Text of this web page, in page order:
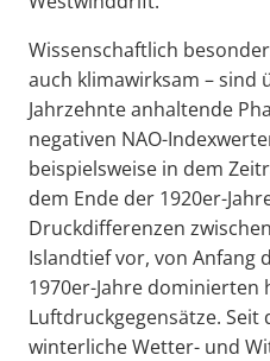
Wissenschaftlich
auch klimawirksam – sind
Jahrzehnte anhaltende
negativen NAO-
beispielsweise in dem
dem Ende der 1920er-
Druckdifferenzen
Islandtief vor, von Anfang
1970er-Jahre dominierten
Luftdruckgegensätze. Seit
winterliche Wetter- und